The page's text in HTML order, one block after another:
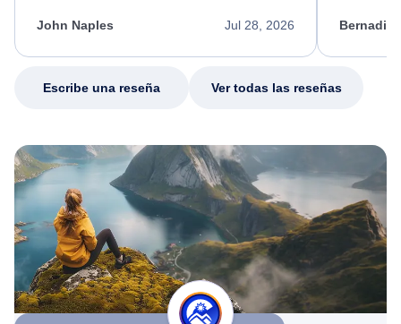
appreciate her excellent service.
Jul 28, 2026
John Naples
my issue.
Escribe una reseña Ver todas las reseñas